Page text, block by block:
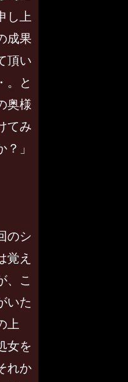
し上
成果
頂い
。と
奥様
てみ
」
のシ
覚え
、こ
いた
上
女を
れか